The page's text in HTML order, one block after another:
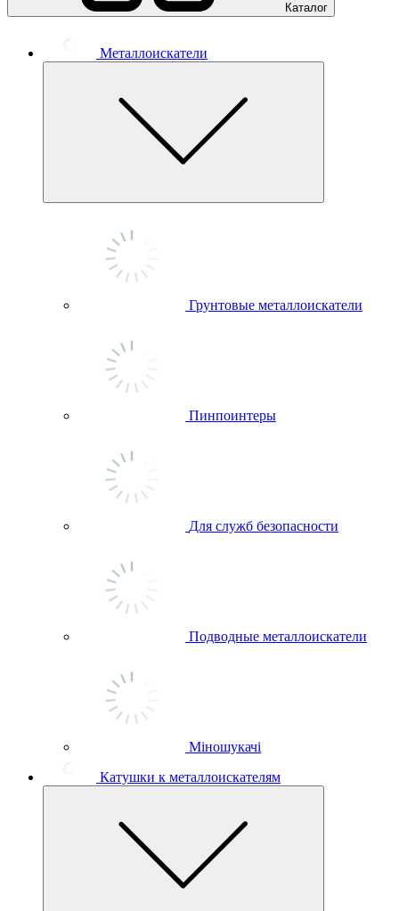
Каталог
Металлоискатели
Грунтовые металлоискатели
Пинпоинтеры
Для служб безопасности
Подводные металлоискатели
Міношукачі
Катушки к металлоискателям